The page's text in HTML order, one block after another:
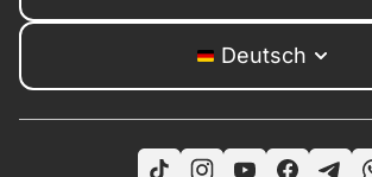
Deutsch